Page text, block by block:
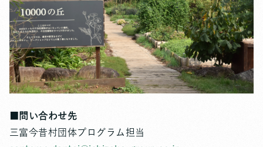
■問い合わせ先
三富今昔村団体プログラム担当